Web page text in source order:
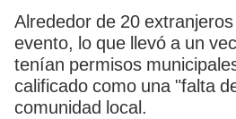
Alrededor de 20
evento, lo que llevó a un
tenían permisos
calificado como una "falta
comunidad local.